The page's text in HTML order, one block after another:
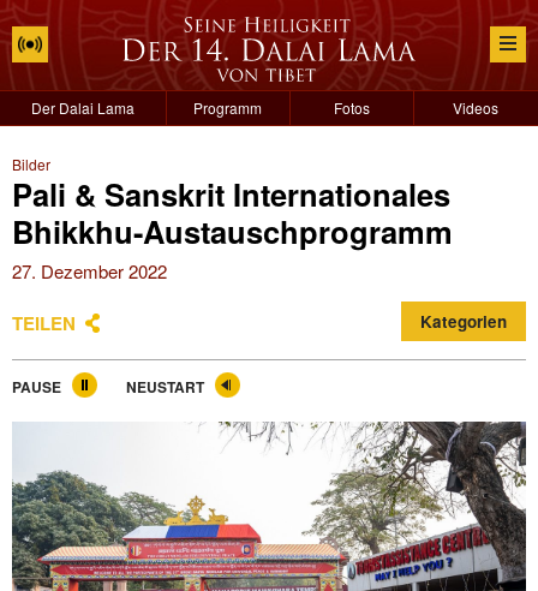
Der Dalai Lama Programm Fotos Videos
Bilder
Pali & Sanskrit Internationales
Bhikkhu-Austauschprogramm
27. Dezember 2022
TEILEN Kategorien
PAUSE NEUSTART